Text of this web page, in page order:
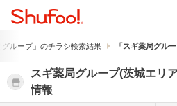
グループ」のチラシ検索結果 「スギ薬局グル
スギ薬局グループ(茨城エリ
情報